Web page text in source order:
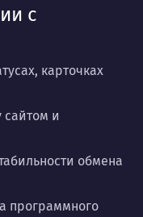
с
карточках
сайтом и
обмена
программного